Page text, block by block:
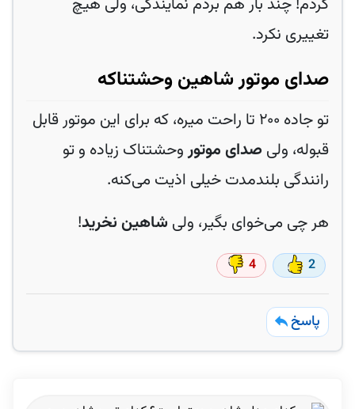
تغییری نکرد.
صدای موتور شاهین وحشتناکه
تو جاده ۲۰۰ تا راحت میره، که برای این موتور قابل
قبوله، ولی صدای موتوروحشتناک زیاده و تو
رانندگی بلندمدت خیلی اذیت می‌کنه.
هر چی می‌خوای بگیر، ولیشاهین نخرید!
2
4
پاسخ